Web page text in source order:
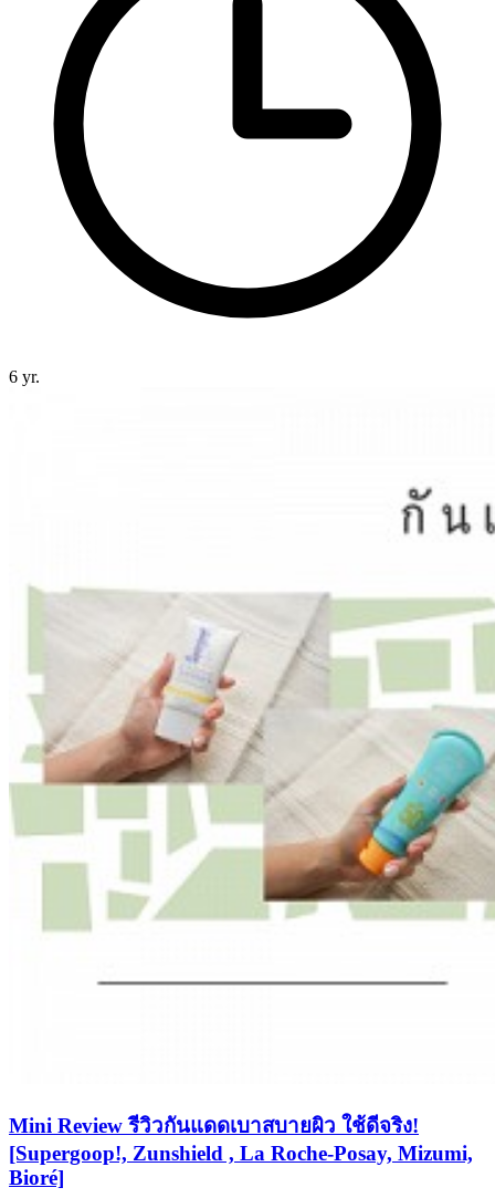
6 yr.
Mini Review รีวิวกันแดดเบาสบายผิว ใช้ดีจริง!
[Supergoop!, Zunshield , La Roche-Posay, Mizumi,
Bioré]